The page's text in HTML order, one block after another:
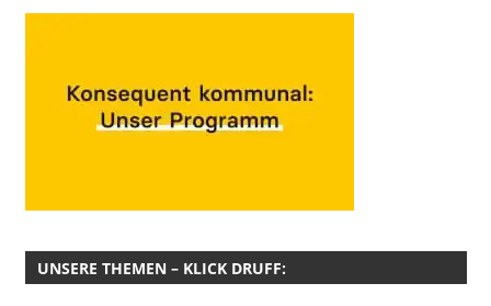
UNSERE THEMEN – KLICK DRUFF: